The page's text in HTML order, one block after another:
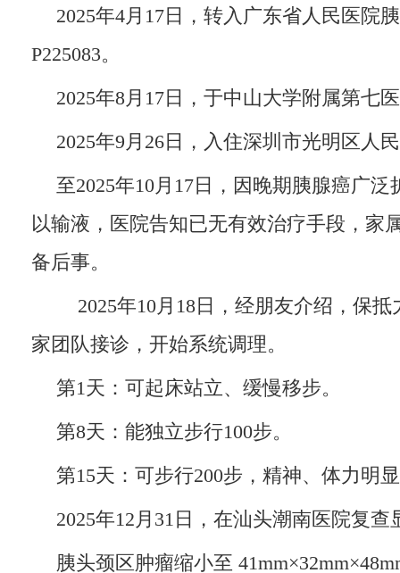
2025年4月17日，转入广东省人民医院
P225083。
2025年8月17日，于中山大学附属第七
2025年9月26日，入住深圳市光明区人
至2025年10月17日，因晚期胰腺癌广
以输液，医院告知已无有效治疗手段，家
备后事。
2025年10月18日，经朋友介绍，保抵
家团队接诊，开始系统调理。
第1天：可起床站立、缓慢移步。
第8天：能独立步行100步。
第15天：可步行200步，精神、体力明
2025年12月31日，在汕头潮南医院复查
胰头颈区肿瘤缩小至